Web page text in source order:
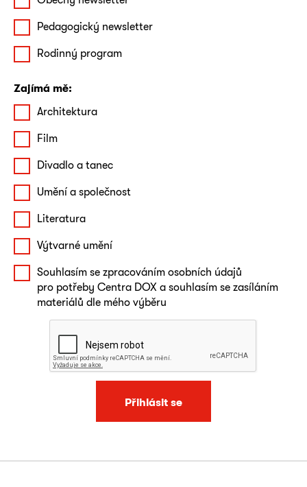
Pedagogický newsletter
Rodinný program
Zajímá mě:
Architektura
Film
Divadlo a tanec
Umění a společnost
Literatura
Výtvarné umění
Souhlasím se zpracováním osobních údajů
pro potřeby Centra DOX a souhlasím se zasíláním
materiálů dle mého výběru
Přihlásit se